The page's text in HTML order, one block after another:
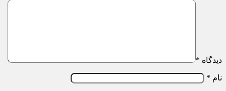
دیدگاه *
نام *